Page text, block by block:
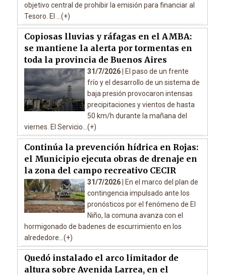
objetivo central de prohibir la emisión para financiar al
Tesoro. El ...(+)
Copiosas lluvias y ráfagas en el AMBA:
se mantiene la alerta por tormentas en
toda la provincia de Buenos Aires
31/7/2026 |
El paso de un frente
frío y el desarrollo de un sistema de
baja presión provocaron intensas
precipitaciones y vientos de hasta
50 km/h durante la mañana del
viernes. El Servicio...(+)
Continúa la prevención hídrica en Rojas:
el Municipio ejecuta obras de drenaje en
la zona del campo recreativo CECIR
31/7/2026 |
En el marco del plan de
contingencia impulsado ante los
pronósticos por el fenómeno de El
Niño, la comuna avanza con el
hormigonado de badenes de escurrimiento en los
alrededore...(+)
Quedó instalado el arco limitador de
altura sobre Avenida Larrea, en el